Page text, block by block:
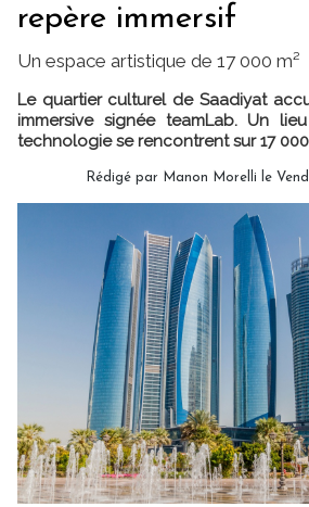
repère immersif
Un espace artistique de 17 000 m²
Le quartier culturel de Saadiyat
immersive signée teamLab. Un
technologie se rencontrent sur 17 000
Rédigé par Manon Morelli le